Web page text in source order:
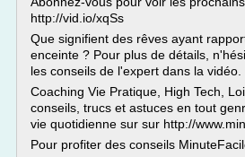
http://vid.io/xqSs
Que signifient des rêves ayant
enceinte ? Pour plus de détails,
les conseils de l'expert dans la vidéo.
Coaching Vie Pratique, High Tech,
conseils, trucs et astuces en tout
vie quotidienne sur sur http://
Pour profiter des conseils